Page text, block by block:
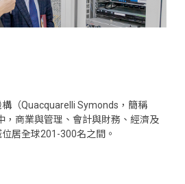
（Quacquarelli Symonds，簡稱
，商業與管理、會計與財務、經濟及
居全球201-300名之間。